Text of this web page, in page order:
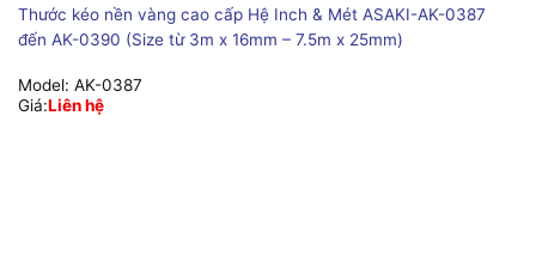
Thước kéo nền vàng cao cấp Hệ Inch & Mét ASAKI-AK-0387
đến AK-0390 (Size từ 3m x 16mm – 7.5m x 25mm)
Model: AK-0387
Giá:Liên hệ